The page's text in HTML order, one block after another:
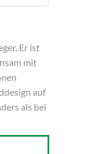
Er ist
mit
auf
als bei